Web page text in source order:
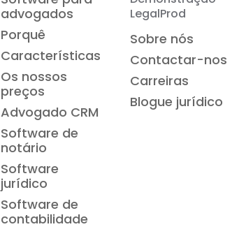
advogados
Porquê
Características
Os nossos
preços
Advogado CRM
Software de
notário
Software
jurídico
Software de
contabilidade
LegalProd
Sobre nós
Contactar-nos
Carreiras
Blogue jurídico